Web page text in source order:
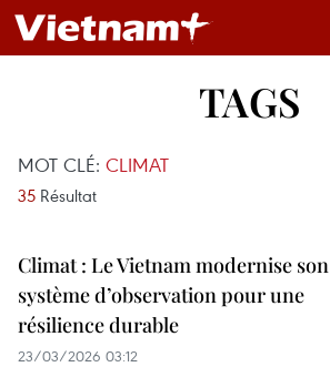
TAGS
MOT CLÉ: CLIMAT
35 Résultat
Climat : Le Vietnam modernise son
système d’observation pour une
résilience durable
23/03/2026 03:12